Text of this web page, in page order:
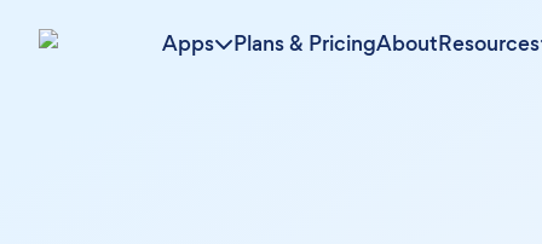
Apps Plans & PricingAboutResources